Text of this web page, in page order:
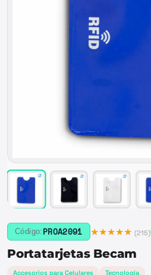
Código: PROA2091 ★★★★★ (215)
Portatarjetas Becam
Accesorios para Celulares Tecnología